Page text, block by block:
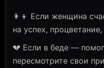
👩‍👦 Если женщина
на успех,
💔 Если в беде —
пересмотрите свои